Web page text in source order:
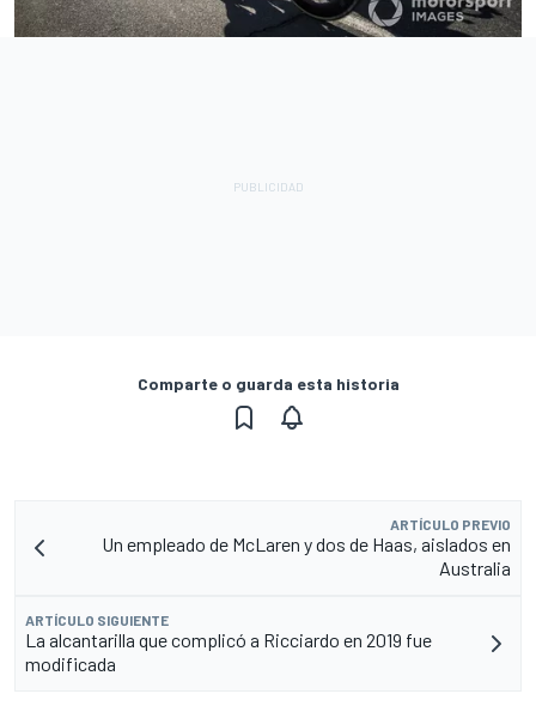
Comparte o guarda esta historia
ARTÍCULO PREVIO
Un empleado de McLaren y dos de Haas, aislados en
Australia
ARTÍCULO SIGUIENTE
La alcantarilla que complicó a Ricciardo en 2019 fue
modificada